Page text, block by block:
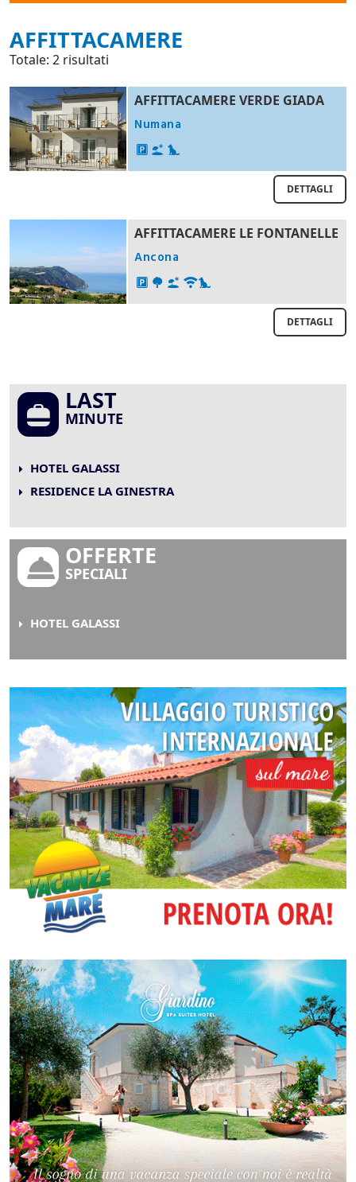
AFFITTACAMERE
Totale: 2 risultati
AFFITTACAMERE VERDE GIADA
Numana
DETTAGLI
AFFITTACAMERE LE FONTANELLE
Ancona
DETTAGLI
LAST
MINUTE
HOTEL GALASSI
RESIDENCE LA GINESTRA
OFFERTE
SPECIALI
HOTEL GALASSI